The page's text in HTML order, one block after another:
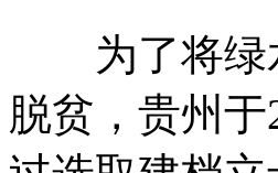
为了将绿水
脱贫，贵州